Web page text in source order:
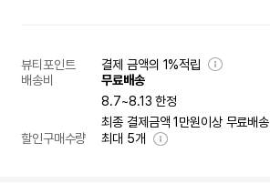
뷰티포인트
결제 금액의 1%적립
배송비
무료배송
8.7~8.13 한정
최종 결제금액 1만원이상 무료배송
할인구매수량
최대 5개